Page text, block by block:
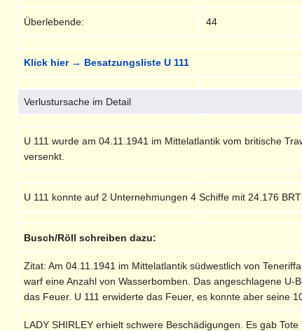
Überlebende: 44
Klick hier → Besatzungsliste U 111
Verlustursache im Detail
U 111 wurde am 04.11.1941 im Mittelatlantik vom britische
versenkt.
U 111 konnte auf 2 Unternehmungen 4 Schiffe mit 24.176
Busch/Röll schreiben dazu:
Zitat: Am 04.11.1941 im Mittelatlantik südwestlich von
warf eine Anzahl von Wasserbomben. Das angeschlagene
das Feuer. U 111 erwiderte das Feuer, es konnte aber seine
LADY SHIRLEY erhielt schwere Beschädigungen. Es gab